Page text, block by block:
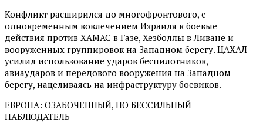
Конфликт расширился до многофронтового, с
одновременным вовлечением Израиля в боевые
действия против ХАМАС в Газе, Хезболлы в Ливане и
вооруженных группировок на Западном берегу. ЦАХАЛ
усилил использование ударов беспилотников,
авиаударов и передового вооружения на Западном
берегу, нацеливаясь на инфраструктуру боевиков.
ЕВРОПА: ОЗАБОЧЕННЫЙ, НО БЕССИЛЬНЫЙ
НАБЛЮДАТЕЛЬ